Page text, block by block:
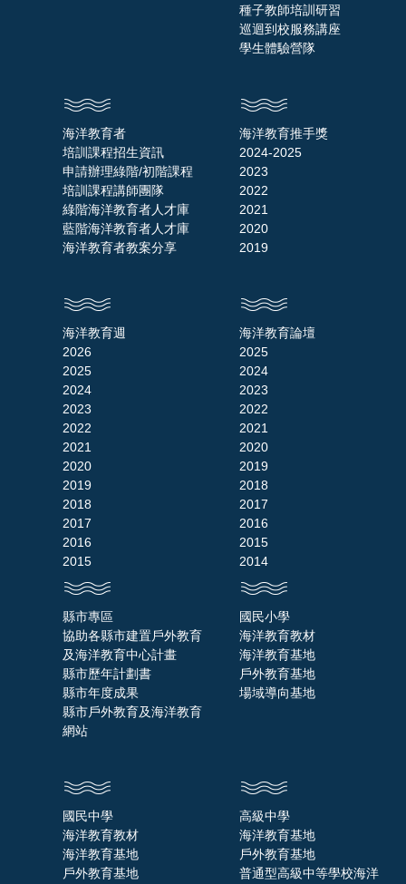
種子教師培訓研習
巡迴到校服務講座
學生體驗營隊
海洋教育者
培訓課程招生資訊
申請辦理綠階/初階課程
培訓課程講師團隊
綠階海洋教育者人才庫
藍階海洋教育者人才庫
海洋教育者教案分享
海洋教育推手獎
2024-2025
2023
2022
2021
2020
2019
海洋教育週
2026
2025
2024
2023
2022
2021
2020
2019
2018
2017
2016
2015
海洋教育論壇
2025
2024
2023
2022
2021
2020
2019
2018
2017
2016
2015
2014
縣市專區
協助各縣市建置戶外教育
及海洋教育中心計畫
縣市歷年計劃書
縣市年度成果
縣市戶外教育及海洋教育
網站
國民小學
海洋教育教材
海洋教育基地
戶外教育基地
場域導向基地
國民中學
海洋教育教材
海洋教育基地
戶外教育基地
高級中學
海洋教育基地
戶外教育基地
普通型高級中等學校海洋